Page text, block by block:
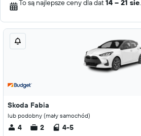
To są najlepsze ceny dla dat14 – 21 sie.
Skoda Fabia
lub podobny (mały samochód)
4 2 4-5